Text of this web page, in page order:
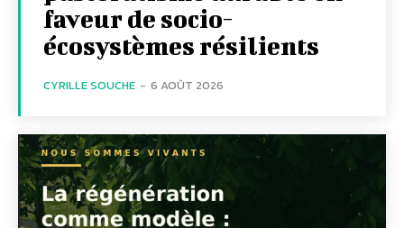
faveur de socio-
écosystèmes résilients
CYRILLE SOUCHE - 6 AOÛT 2026